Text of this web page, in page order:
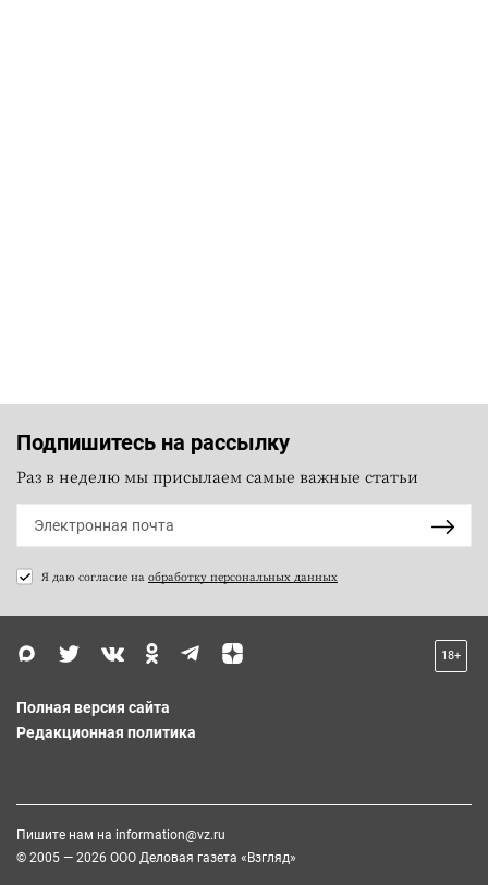
Подпишитесь на рассылку
Раз в неделю мы присылаем самые важные статьи
Я даю согласие на обработку персональных данных
18+
Полная версия сайта
Редакционная политика
Пишите нам на information@vz.ru
© 2005 — 2026 ООО Деловая газета «Взгляд»